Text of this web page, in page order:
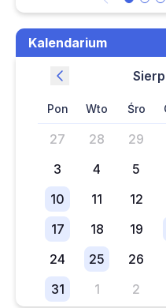
Czy firma może odliczyć
dokumentującej nabycie
rolniczy
Kalendarium
pon wto śro
27 28 29
3
4 5
10
11 12
17
18 19
24
25 26
31
1 2